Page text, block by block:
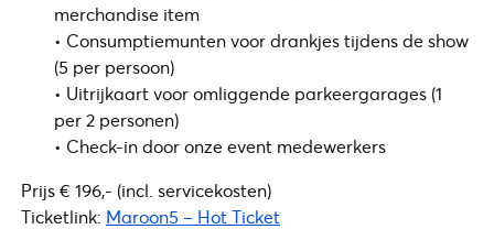
merchandise item
• Consumptiemunten voor drankjes tijdens de show
(5 per persoon)
• Uitrijkaart voor omliggende parkeergarages (1
per 2 personen)
• Check-in door onze event medewerkers
Prijs € 196,- (incl. servicekosten)
Ticketlink: Maroon5 – Hot Ticket